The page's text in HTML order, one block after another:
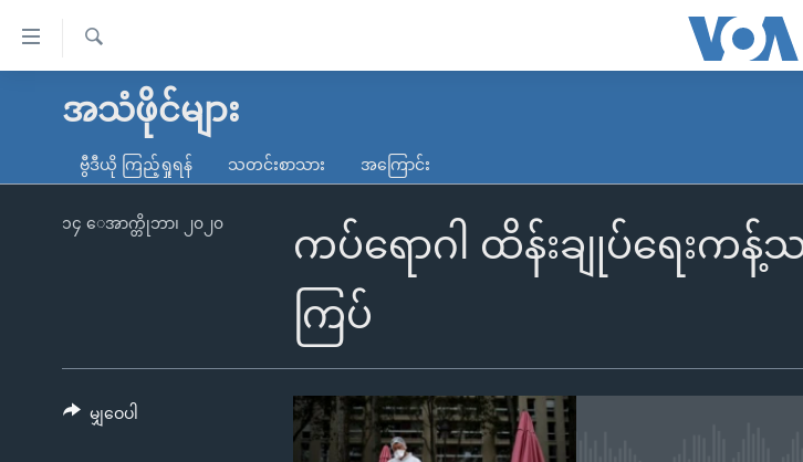
လွယ်ကူ
သည့်
မူလစာမျက်နှာ
ကမ္ဘာ့သတင်းများ
နိုင်ငံတကာ
မကြေးမုံရဲ့ အင်္ဂလိပ်စာ
ရေဒီယို
ရေဒီယိုနှင့်ရုပ်သံ အချက်အလက်များ
ရ
အသံဖိုင်များ
ဗွီဒီယို ကြည့်ရှုရန် သတင်းစာသား အကြောင်း
ကပ်ရောဂါ ထိန်းချုပ်ရေးက
ကြပ်
၁၄ ေအာက္တိုဘာ၊ ၂၀၂၀
မျှဝေပါ